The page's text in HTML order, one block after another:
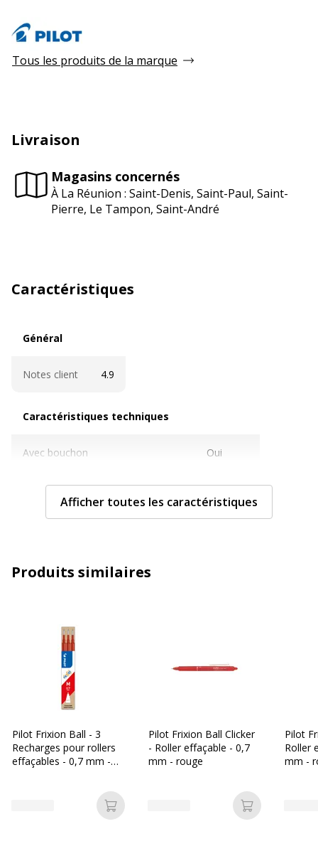
Tous les produits de la marque
Livraison
Magasins concernés
À La Réunion : Saint-Denis, Saint-Paul, Saint-
Pierre, Le Tampon, Saint-André
Caractéristiques
Général
Notes client 4.9
Caractéristiques techniques
Avec bouchon Oui
Clip poche Oui
Rechargeable
Taille de bille 0.7 mm
Type d'encre
Données d'identification
Données d'identification
Afficher toutes les caractéristiques
Produits similaires
Pilot Frixion Ball - 3
Recharges pour rollers
effaçables - 0,7 mm -
Ajouter au panier
Pilot Frixion Ball Clicker
- Roller effaçable - 0,7
mm - rouge
Ajouter au
Pilot
Roller
mm -